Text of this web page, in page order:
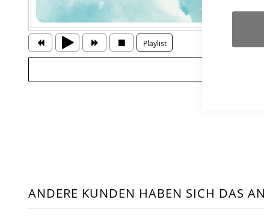
Playlist
ANDERE KUNDEN HABEN SICH DAS